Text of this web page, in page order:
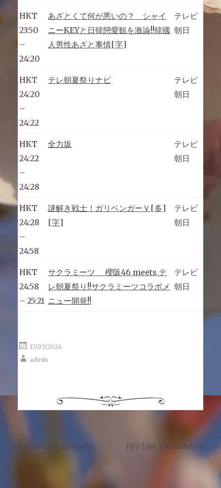
HKT
23:50
–
24:20
あざとくて何が悪いの？ シャイ
ニーKEYと日韓戀愛観を激論!!韓國
人男性あざと事情[字]
テレビ
朝日
HKT
24:20
–
24:22
テレ朝夏祭りナビ
テレビ
朝日
HKT
24:22
–
24:28
全力坂
テレビ
朝日
HKT
24:28
–
24:58
謎解き戦士！ガリベンガーＶ[多]
[字]
テレビ
朝日
HKT
24:58
– 25:21
サクラミーツ 櫻阪46 meets テ
レ朝夏祭り!!サクラミーツコラボメ
ニュー開発!!
テレビ
朝日
17/07/2024
admin
Post navigation
← 17/7 Live Schedules 19/7 Live Schedules →